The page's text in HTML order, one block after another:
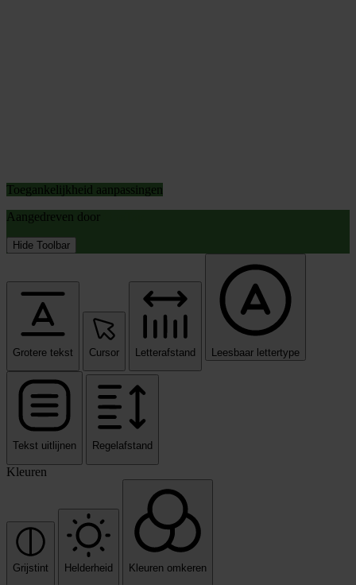
Toegankelijkheid aanpassingen
Aangedreven door
Hide Toolbar
Grotere tekst Cursor Letterafstand Leesbaar lettertype
Tekst uitlijnen Regelafstand
Kleuren
Grijstint Helderheid Kleuren omkeren